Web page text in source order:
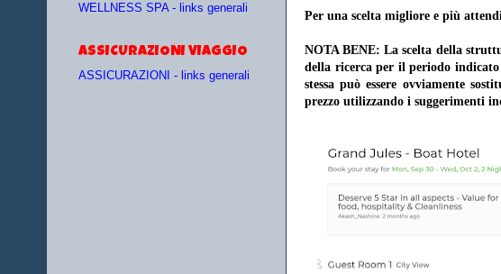
Per una scelta migliore e più
NOTA BENE: La scelta della
della ricerca per il periodo
stessa può essere ovviamente
prezzo utilizzando i suggerimenti
WELLNESS SPA - links generali
ASSICURAZIONI VIAGGIO
ASSICURAZIONI - links generali